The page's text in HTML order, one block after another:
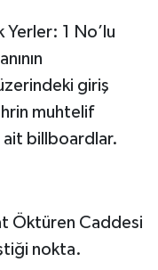
1 No’lu
giriş
muhtelif
billboardlar.
Caddesi
nokta.